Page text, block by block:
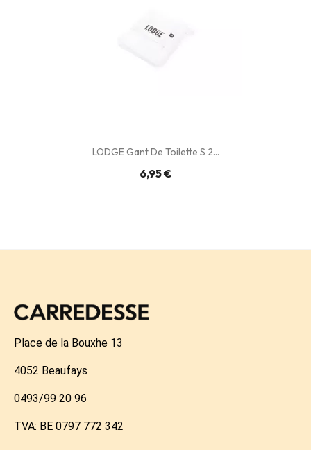
LODGE Gant De Toilette S 2...
6,95 €
Place de la Bouxhe 13
4052 Beaufays
0493/99 20 96
TVA: BE 0797 772 342